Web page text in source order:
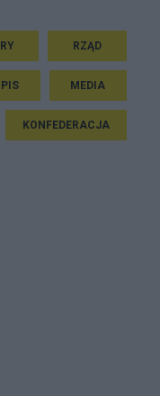
RZĄD
PIS MEDIA
KONFEDERACJA